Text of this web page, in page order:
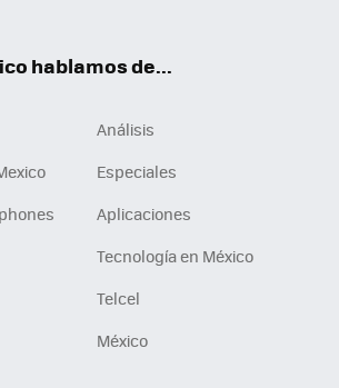
hablamos de...
Análisis
Especiales
Aplicaciones
Tecnología en México
Telcel
México